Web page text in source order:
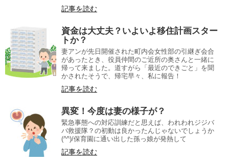
記事を読む
資金は大丈夫？いよいよ移住計画スター
トか？
妻アンが先日開催された町内会女性部の引継ぎ会合
があったとき、役員仲間のご近所の奥さんと一緒に
帰って来ました。道すがら「最近のできごと」を聞
かされたそうで、帰宅早々、私に報告！
記事を読む
異変！今度は妻の様子が？
緊急事態への対応訓練だと思えば、われわれジジバ
バ救援隊？の初動は良かったんじゃないでしょうか
(^^)/保育園に通い出した孫っ娘が発熱して
記事を読む